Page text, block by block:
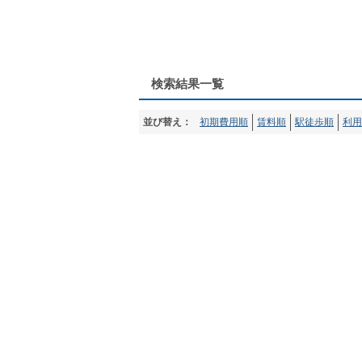
検索結果一覧
並び替え： 初期費用順 賃料順 駅徒歩順 利